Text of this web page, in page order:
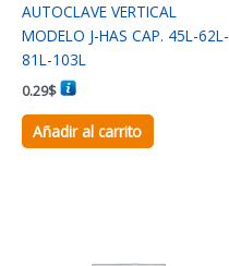
AUTOCLAVE VERTICAL
MODELO J-HAS CAP. 45L-62L-
81L-103L
0.29$
Añadir al carrito